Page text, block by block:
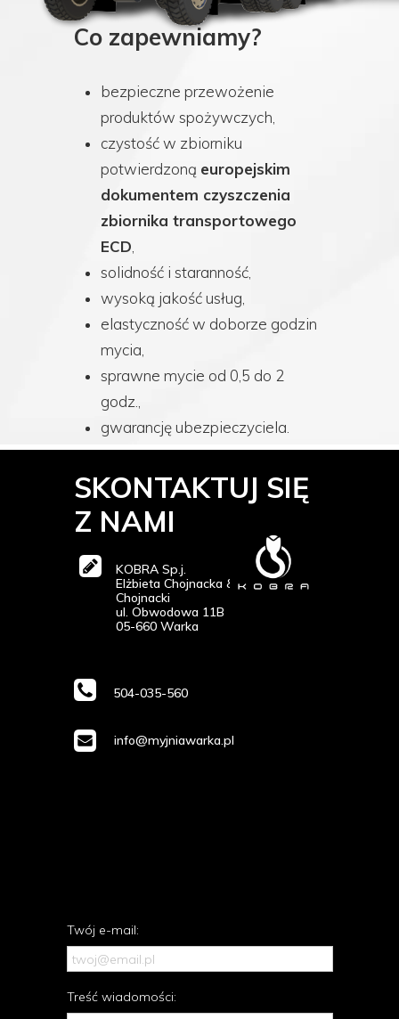
Twój e-mail:
Treść wiadomości:
info@myjniawarka.pl
504-035-560
KOBRA Sp.j.
Elżbieta Chojnacka & Krzysztof
Chojnacki
ul. Obwodowa 11B
05-660 Warka
SKONTAKTUJ SIĘ
Z NAMI
bezpieczne przewożenie
produktów spożywczych,
czystość w zbiorniku
potwierdzoną europejskim
dokumentem czyszczenia
zbiornika transportowego
ECD
solidność i staranność,
wysoką jakość usług,
elastyczność w doborze godzin
mycia,
sprawne mycie od 0,5 do 2
godz.,
gwarancję ubezpieczyciela.
Co zapewniamy?